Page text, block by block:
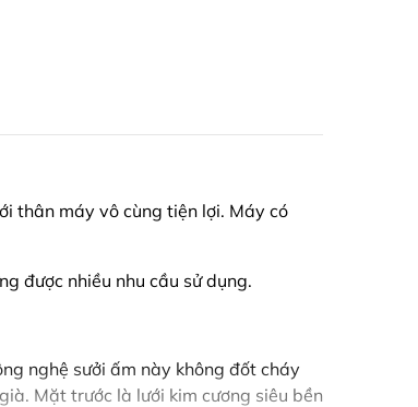
thân máy vô cùng tiện lợi. Máy có
được nhiều nhu cầu sử dụng.
nghệ sưởi ấm này không đốt cháy
Mặt trước là lưới kim cương siêu bền